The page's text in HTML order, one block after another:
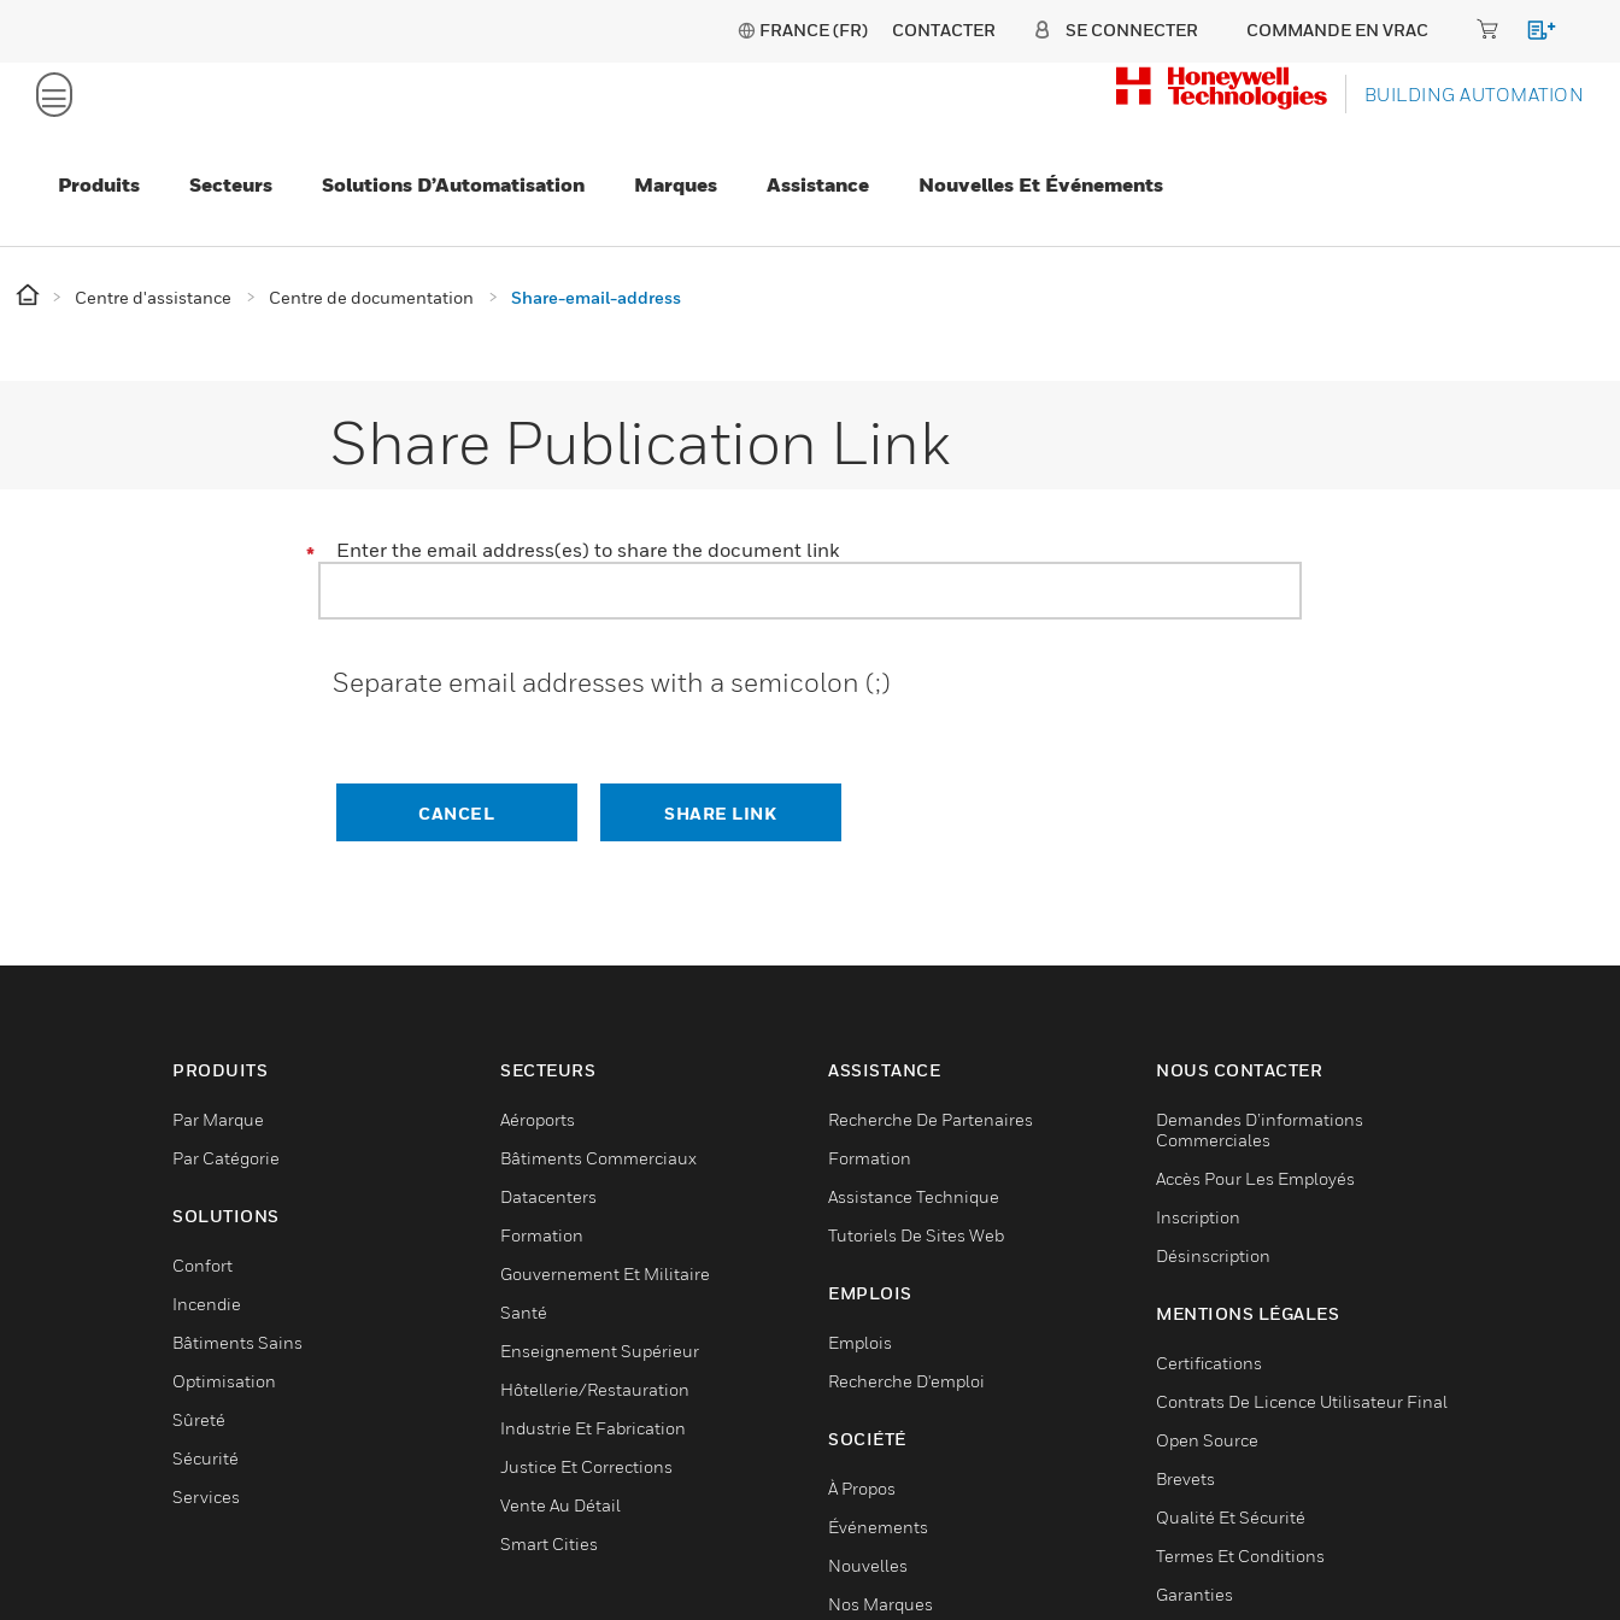
FRANCE (FR) CONTACTER SE CONNECTER COMMANDE EN VRAC
BUILDING AUTOMATION
Produits Secteurs Solutions D’Automatisation Marques Assistance Nouvelles Et Événements
Centre d'assistance Centre de documentation Share-email-address
Share Publication Link
Enter the email address(es) to share the document link
Separate email addresses with a semicolon (;)
CANCEL SHARE LINK
PRODUITS
Par Marque
Par Catégorie
SOLUTIONS
Confort
Incendie
Bâtiments Sains
Optimisation
Sûreté
Sécurité
Services
SECTEURS
Aéroports
Bâtiments Commerciaux
Datacenters
Formation
Gouvernement Et Militaire
Santé
Enseignement Supérieur
Hôtellerie/Restauration
Industrie Et Fabrication
Justice Et Corrections
Vente Au Détail
Smart Cities
ASSISTANCE
Recherche De Partenaires
Formation
Assistance Technique
Tutoriels De Sites Web
EMPLOIS
Emplois
Recherche D'emploi
SOCIÉTÉ
À Propos
Événements
Nouvelles
Nos Marques
NOUS CONTACTER
Demandes D’informations
Commerciales
Accès Pour Les Employés
Inscription
Désinscription
MENTIONS LÉGALES
Certifications
Contrats De Licence Utilisateur Final
Open Source
Brevets
Qualité Et Sécurité
Termes Et Conditions
Garanties